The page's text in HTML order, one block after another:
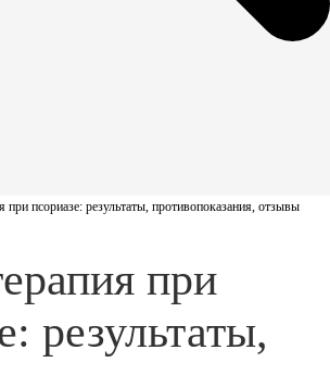
псориазе: результаты, противопоказания, отзывы
при
результаты,